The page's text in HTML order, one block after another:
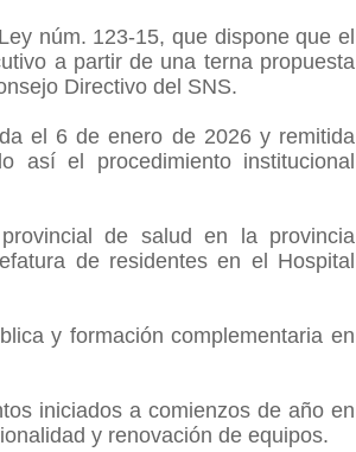
núm. 123-15, que dispone que el
a partir de una terna propuesta
Directivo del SNS.
el 6 de enero de 2026 y remitida
así el procedimiento institucional
de salud en la provincia
de residentes en el Hospital
y formación complementaria en
iniciados a comienzos de año en
y renovación de equipos.